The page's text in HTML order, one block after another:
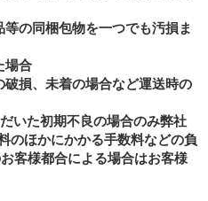
等の同梱包物を一つでも汚損ま
場合
破損、未着の場合など運送時の
いた初期不良の場合のみ弊社
のほかにかかる手数料などの負
客様都合による場合はお客様